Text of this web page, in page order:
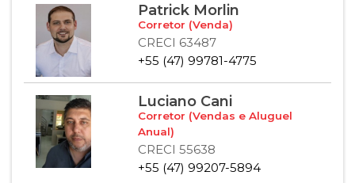
Patrick Morlin
Corretor (Venda)
CRECI 63487
+55 (47) 99781-4775
Luciano Cani
Corretor (Vendas e Aluguel
Anual)
CRECI 55638
+55 (47) 99207-5894